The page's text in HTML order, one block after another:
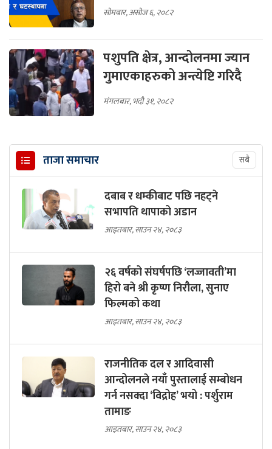
सोमबार, असोज ६, २०८२
पशुपति क्षेत्र, आन्दोलनमा ज्यान
गुमाएकाहरुको अन्त्येष्टि गरिदै
मंगलबार, भदौ ३१, २०८२
ताजा समाचार सबै
दबाब र धम्कीबाट पछि नहट्ने
सभापति थापाको अडान
आइतबार, साउन २४, २०८३
२६ वर्षको संघर्षपछि ‘लज्जावती’मा
हिरो बने श्री कृष्ण निरौला, सुनाए
फिल्मको कथा
आइतबार, साउन २४, २०८३
राजनीतिक दल र आदिवासी
आन्दोलनले नयाँ पुस्तालाई सम्बोधन
गर्न नसक्दा ‘विद्रोह’ भयो : पर्शुराम
तामाङ
आइतबार, साउन २४, २०८३